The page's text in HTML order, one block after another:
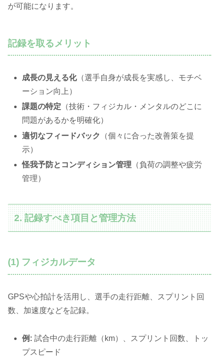
が可能になります。
記録を取るメリット
成長の見える化（選手自身が成長を実感し、モチベ
ーション向上）
課題の特定 （技術・フィジカル・メンタルのどこに
問題があるかを明確化）
適切なフィードバック
（個々に合った改善策を提
示）
怪我予防とコンディション管理 （負荷の調整や疲労
管理）
2. 記録すべき項目と管理方法
(1) フィジカルデータ
GPSや心拍計を活用し、選手の走行距離、スプリント回
数、加速度などを記録。
例: 試合中の走行距離（km）、スプリント回数、トッ
プスピード